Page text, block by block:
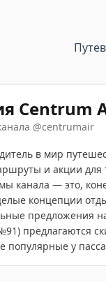
Centrum
@centrumair
в мир
и акции для
канала — это,
концепции
предложения
предлагаются
популярные у